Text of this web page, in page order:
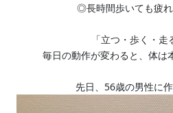
◎長時間歩いても疲
「立つ・歩く・走
毎日の動作が変わると、体は
先日、56歳の男性に